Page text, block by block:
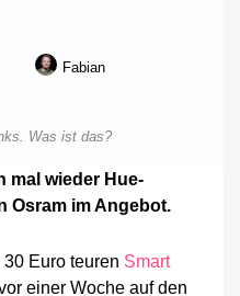
Fabian
Was ist das?
mal wieder Hue-
Osram im Angebot.
30 Euro teuren Smart
einer Woche auf den